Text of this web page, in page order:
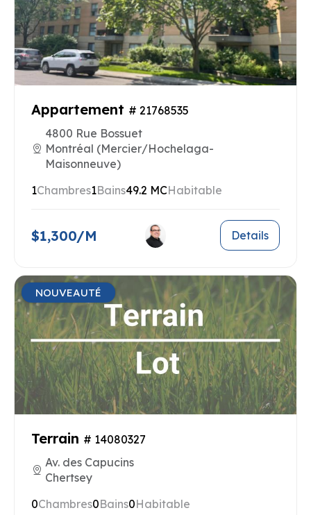
Appartement # 21768535
4800 Rue Bossuet
Montréal (Mercier/Hochelaga-
Maisonneuve)
1Chambres1Bains49.2 MCHabitable
$1,300/M Details
NOUVEAUTÉ
Terrain # 14080327
Av. des Capucins
Chertsey
0Chambres0Bains0Habitable